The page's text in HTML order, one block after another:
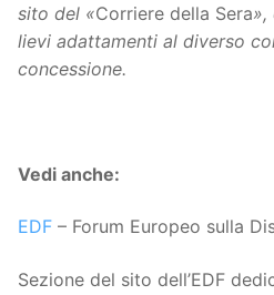
sito del «Corriere della Sera»,
lievi adattamenti al diverso
concessione.
Vedi anche:
EDF – Forum Europeo sulla
Sezione del sito dell’EDF